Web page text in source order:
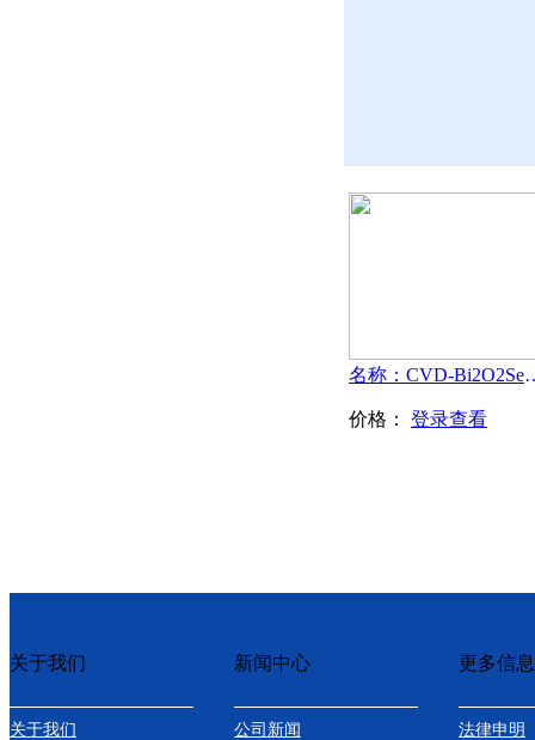
名称：
价格： 登录查看
关于我们 新闻中心 更多信息
关于我们 公司新闻 法律申明